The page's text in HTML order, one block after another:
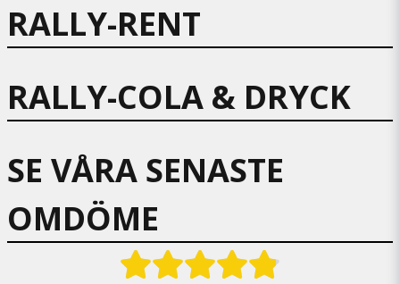
RALLY-RENT
RALLY-COLA & DRYCK
SE VÅRA SENASTE
OMDÖME